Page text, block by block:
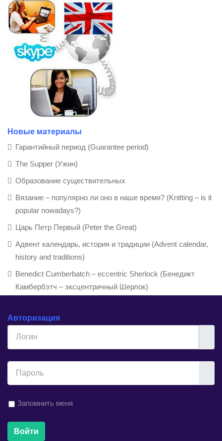
Новые материалы
Гарантийный период (Guarantee period)
The Supper (Ужин)
Образование существительных
Вязание – популярно ли оно в наше время? (Knitting – is it
popular nowadays?)
Царь Петр Первый (Peter the Great)
Адвент календарь, история и традиции (Advent calendar,
history and traditions)
Benedict Cumberbatch – eccentric Sherlock (Бенедикт
Камбербэтч – эксцентричный Шерлок)
Авторизация
Запомнить меня
Войти